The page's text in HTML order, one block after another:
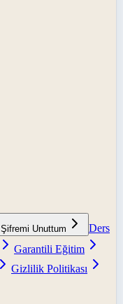
Şifremi Unuttum
Ders
Garantili Eğitim
Gizlilik Politikası